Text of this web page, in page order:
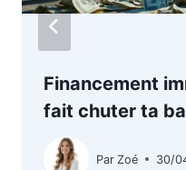
Financement
fait chuter ta
Par Zoé 30/